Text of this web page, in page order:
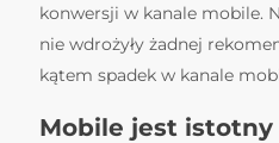
konwersji w kanale mobile.
nie wdrożyły żadnej
kątem spadek w kanale
Mobile jest